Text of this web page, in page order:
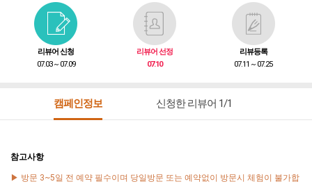
리뷰어 신청
07.03 ~ 07.09
리뷰어 선정
07.10
리뷰등록
07.11 ~ 07.25
캠페인정보 신청한 리뷰어 1/1
참고사항
▶ 방문 3~5일 전 예약 필수이며 당일방문 또는 예약없이 방문시 체험이 불가합